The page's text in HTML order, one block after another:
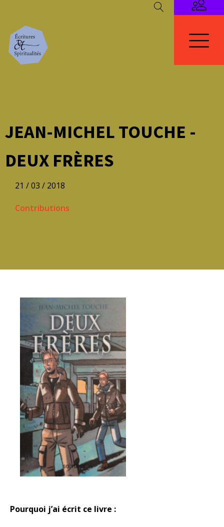
JEAN-MICHEL TOUCHE -
DEUX FRÈRES
21 / 03 / 2018
Contributions
Pourquoi j’ai écrit ce livre :